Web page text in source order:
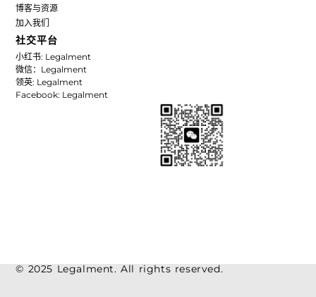
博客与资源
加入我们
社交平台
小红书: Legalment
微信：Legalment
领英: Legalment
Facebook: Legalment
© 2025 Legalment. All rights reserved.